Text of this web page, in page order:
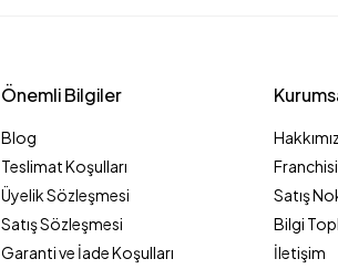
Önemli Bilgiler
Blog
Teslimat Koşulları
Üyelik Sözleşmesi
Satış Sözleşmesi
Garanti ve İade Koşulları
Satış
Bilgi
İletişim